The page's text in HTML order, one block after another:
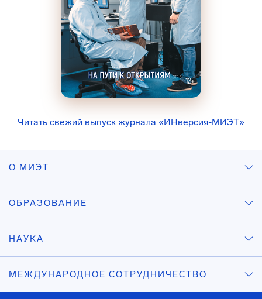
Читать свежий выпуск журнала «ИНверсия-МИЭТ»
О МИЭТ
ОБРАЗОВАНИЕ
НАУКА
МЕЖДУНАРОДНОЕ СОТРУДНИЧЕСТВО